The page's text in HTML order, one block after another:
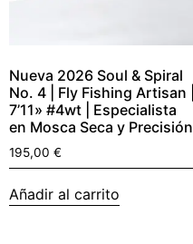
Nueva 2026 Soul & Spiral
No. 4 | Fly Fishing Artisan |
7’11» #4wt | Especialista
en Mosca Seca y Precisión
195,00 €
Añadir al carrito